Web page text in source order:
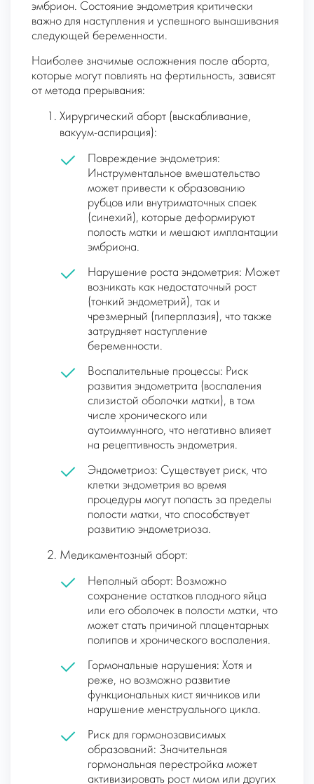
эмбрион. Состояние эндометрия критически
важно для наступления и успешного вынашивания
следующей беременности.
Наиболее значимые осложнения после аборта,
которые могут повлиять на фертильность, зависят
от метода прерывания:
Хирургический аборт (выскабливание,
вакуум-аспирация):
Повреждение эндометрия:
Инструментальное вмешательство
может привести к образованию
рубцов или внутриматочных спаек
(синехий), которые деформируют
полость матки и мешают имплантации
эмбриона.
Нарушение роста эндометрия: Может
возникать как недостаточный рост
(тонкий эндометрий), так и
чрезмерный (гиперплазия), что также
затрудняет наступление
беременности.
Воспалительные процессы: Риск
развития эндометрита (воспаления
слизистой оболочки матки), в том
числе хронического или
аутоиммунного, что негативно влияет
на рецептивность эндометрия.
Эндометриоз: Существует риск, что
клетки эндометрия во время
процедуры могут попасть за пределы
полости матки, что способствует
развитию эндометриоза.
Медикаментозный аборт:
Неполный аборт: Возможно
сохранение остатков плодного яйца
или его оболочек в полости матки, что
может стать причиной плацентарных
полипов и хронического воспаления.
Гормональные нарушения: Хотя и
реже, но возможно развитие
функциональных кист яичников или
нарушение менструального цикла.
Риск для гормонозависимых
образований: Значительная
гормональная перестройка может
активизировать рост миом или других